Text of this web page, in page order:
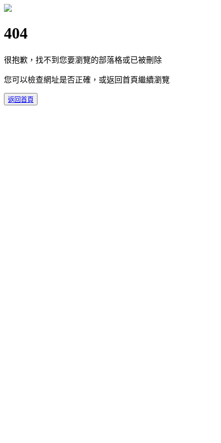
404
很抱歉，找不到您要瀏覽的部落格或已被刪除
您可以檢查網址是否正確，或返回首頁繼續瀏覽
返回首頁